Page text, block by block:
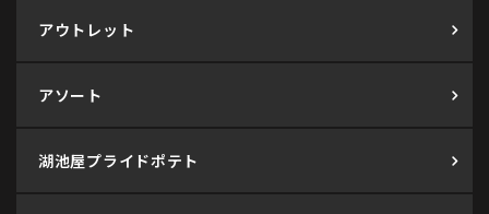
アウトレット
アソート
湖池屋プライドポテト